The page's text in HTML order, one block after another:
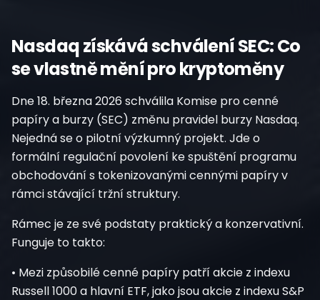
Nasdaq získává schválení SEC: Co
se vlastně mění pro kryptoměny
Dne 18. března 2026 schválila Komise pro cenné
papíry a burzy (SEC) změnu pravidel burzy Nasdaq.
Nejedná se o pilotní výzkumný projekt. Jde o
formální regulační povolení ke spuštění programu
obchodování s tokenizovanými cennými papíry v
rámci stávající tržní struktury.
Rámec je ze své podstaty praktický a konzervativní.
Funguje to takto:
• Mezi způsobilé cenné papíry patří akcie z indexu
Russell 1000 a hlavní ETF, jako jsou akcie z indexu S&P